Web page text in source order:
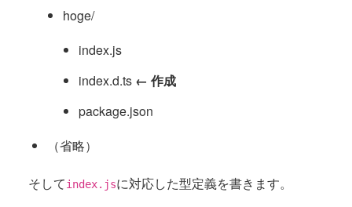
hoge/
index.js
index.d.ts ← 作成
package.json
（省略）
そしてindex.jsに対応した型定義を書きます。